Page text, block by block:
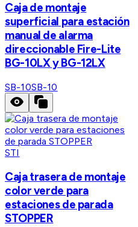
Caja de montaje
superficial para estación
manual de alarma
direccionable Fire-Lite
BG-10LX y BG-12LX
SB-10SB-10
STI
Caja trasera de montaje
color verde para
estaciones de parada
STOPPER